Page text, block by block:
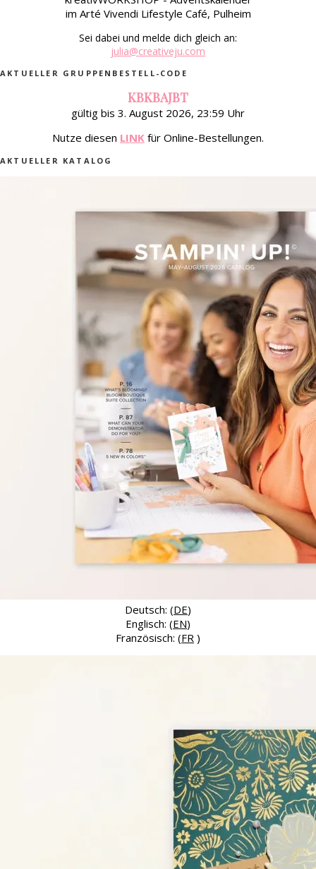
im Arté Vivendi Lifestyle Café, Pulheim
Sei dabei und melde dich gleich an:
julia@creativeju.com
AKTUELLER GRUPPENBESTELL-CODE
KBKBAJBT
gültig bis 3. August 2026, 23:59 Uhr
Nutze diesen LINK für Online-Bestellungen.
AKTUELLER KATALOG
Deutsch: (DE)
Englisch: (EN)
Französisch: (FR )